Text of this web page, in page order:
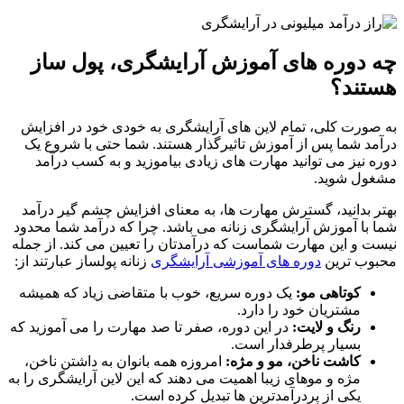
چه دوره های آموزش آرایشگری، پول ساز
هستند؟
به صورت کلی، تمام لاین های آرایشگری به خودی خود در افزایش
درآمد شما پس از آموزش تاثیرگذار هستند. شما حتی با شروع یک
دوره نیز می توانید مهارت های زیادی بیاموزید و به کسب درآمد
مشغول شوید.
بهتر بدانید، گسترش مهارت ها، به معنای افزایش چشم گیر درآمد
شما با آموزش آرایشگری زنانه می باشد. چرا که درآمد شما محدود
نیست و این مهارت شماست که درآمدتان را تعیین می کند. از جمله
محبوب ترین دوره های آموزشی آرایشگری زنانه پولساز عبارتند از:
کوتاهی مو: یک دوره سریع، خوب با متقاضی زیاد که همیشه
مشتریان خود را دارد.
رنگ و لایت: در این دوره، صفر تا صد مهارت را می آموزید که
بسیار پرطرفدار است.
کاشت ناخن، مو و مژه: امروزه همه بانوان به داشتن ناخن،
مژه و موهای زیبا اهمیت می دهند که این لاین آرایشگری را به
یکی از پردرآمدترین ها تبدیل کرده است.